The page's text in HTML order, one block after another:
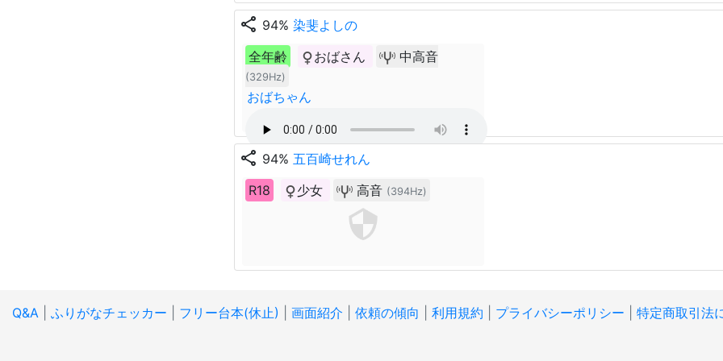
share 94% 染斐よしの
全年齢
おばさん 中高音
(329Hz)
おばちゃん
share 94% 五百崎せれん
R18
少女 高音 (394Hz)
Q&A ふりがなチェッカー フリー台本(休止) 画面紹介 依頼の傾向 利用規約 プライバシーポリシー 特定商取引法